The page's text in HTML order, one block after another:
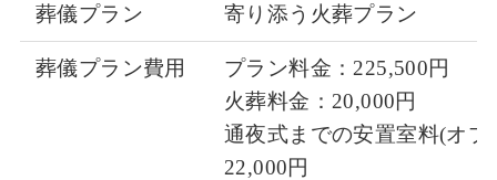
葬儀プラン 寄り添う火葬プラン
葬儀プラン費用
プラン料金：225,500円
火葬料金：20,000円
通夜式までの安置室料(オプ
22,000円